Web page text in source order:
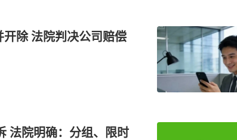
除 法院判决公司赔偿
法院明确：分组、限时